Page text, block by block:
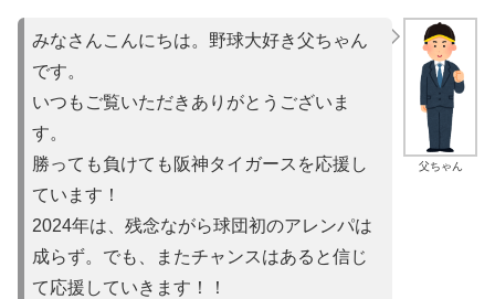
父ちゃん
みなさんこんにちは。野球大好き父ちゃん
です。
いつもご覧いただきありがとうございま
す。
勝っても負けても阪神タイガースを応援し
ています！
2024年は、残念ながら球団初のアレンパは
成らず。でも、またチャンスはあると信じ
て応援していきます！！